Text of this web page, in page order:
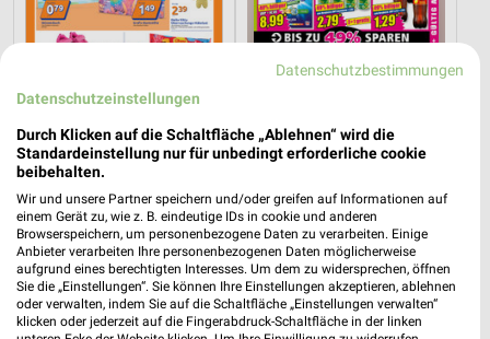
29,1 km
Angebote ab 05.08.
Gültig bis Di. 11.08.
11,9 km
Wochenend Spezial
Gültig ab Fr. 14.08.
ALLE PROSPEKTE
Datenschutzbestimmungen
Datenschutzeinstellungen
Durch Klicken auf die Schaltfläche „Ablehnen“ wird die
Standardeinstellung nur für unbedingt erforderliche cookie
beibehalten.
Wir und unsere Partner speichern und/oder greifen auf Informationen auf
einem Gerät zu, wie z. B. eindeutige IDs in cookie und anderen
Browserspeichern, um personenbezogene Daten zu verarbeiten. Einige
Anbieter verarbeiten Ihre personenbezogenen Daten möglicherweise
aufgrund eines berechtigten Interesses. Um dem zu widersprechen, öffnen
Sie die „Einstellungen“. Sie können Ihre Einstellungen akzeptieren, ablehnen
oder verwalten, indem Sie auf die Schaltfläche „Einstellungen verwalten“
klicken oder jederzeit auf die Fingerabdruck-Schaltfläche in der linken